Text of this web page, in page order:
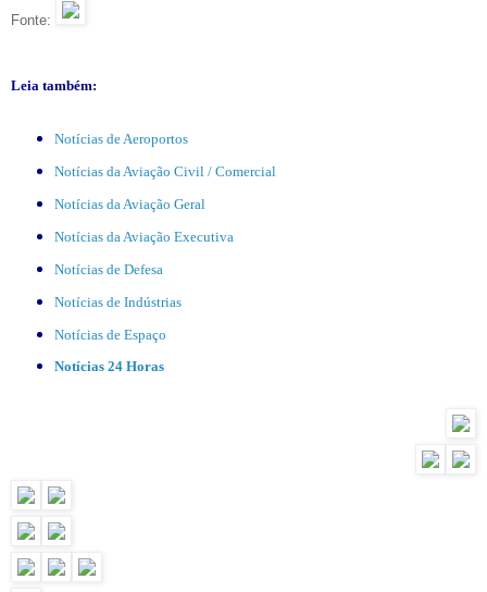
Fonte:
Leia também:
Notícias de Aeroportos
Notícias da Aviação Civil / Comercial
Notícias da Aviação Geral
Notícias da Aviação Executiva
Notícias de Defesa
Notícias de Indústrias
Notícias de Espaço
Notícias 24 Horas